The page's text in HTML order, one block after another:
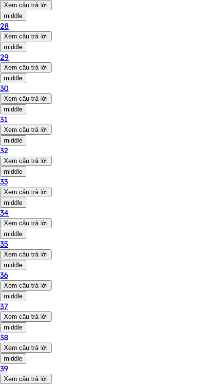
Xem câu trả lời
middle
28
Xem câu trả lời
middle
29
Xem câu trả lời
middle
30
Xem câu trả lời
middle
31
Xem câu trả lời
middle
32
Xem câu trả lời
middle
33
Xem câu trả lời
middle
34
Xem câu trả lời
middle
35
Xem câu trả lời
middle
36
Xem câu trả lời
middle
37
Xem câu trả lời
middle
38
Xem câu trả lời
middle
39
Xem câu trả lời